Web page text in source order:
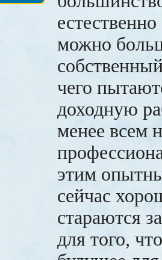
можно
чего
доходную
менее всем
этим
сейчас
стараются
для того,